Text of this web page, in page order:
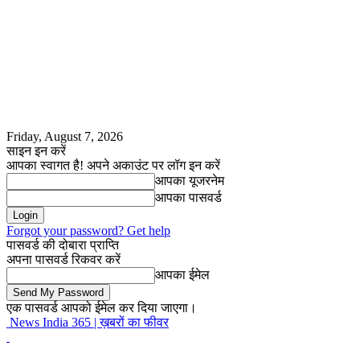
Friday, August 7, 2026
साइन इन करें
आपका स्वागत है! अपने अकाउंट पर लॉग इन करें
आपका यूजरनेम
आपका पासवर्ड
Forgot your password? Get help
पासवर्ड की दोबारा प्राप्ति
अपना पासवर्ड रिकवर करें
आपका ईमेल
एक पासवर्ड आपको ईमेल कर दिया जाएगा।
News India 365 | ख़बरों का फीवर